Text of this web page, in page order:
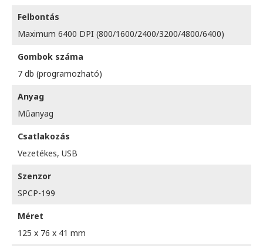
Felbontás
Maximum 6400 DPI (800/1600/2400/3200/4800/6400)
Gombok száma
7 db (programozható)
Anyag
Műanyag
Csatlakozás
Vezetékes, USB
Szenzor
SPCP-199
Méret
125 x 76 x 41 mm